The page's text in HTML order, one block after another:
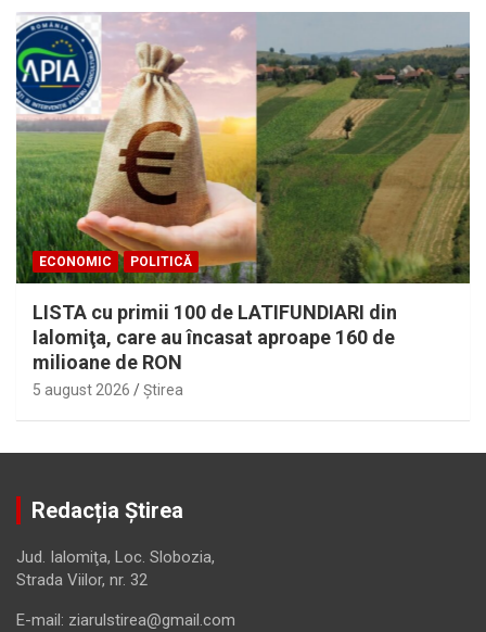
ECONOMIC POLITICĂ
LISTA cu primii 100 de LATIFUNDIARI din
Ialomiţa, care au încasat aproape 160 de
milioane de RON
5 august 2026 Ştirea
Redacția Știrea
Jud. Ialomiţa, Loc. Slobozia,
Strada Viilor, nr. 32
E-mail: ziarulstirea@gmail.com